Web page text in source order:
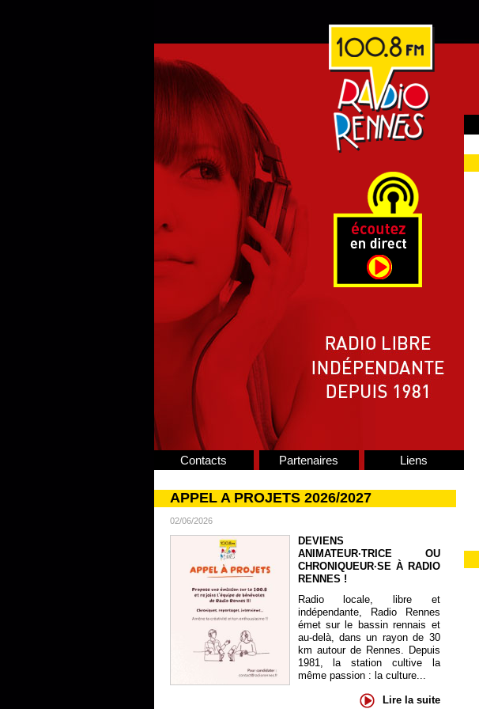
Contacts Partenaires Liens
APPEL A PROJETS 2026/2027
02/06/2026
DEVIENS
ANIMATEUR·TRICE OU
CHRONIQUEUR·SE À RADIO
RENNES !
Radio locale, libre et
indépendante, Radio Rennes
émet sur le bassin rennais et
au-delà, dans un rayon de 30
km autour de Rennes. Depuis
1981, la station cultive la
même passion : la culture...
Lire la suite